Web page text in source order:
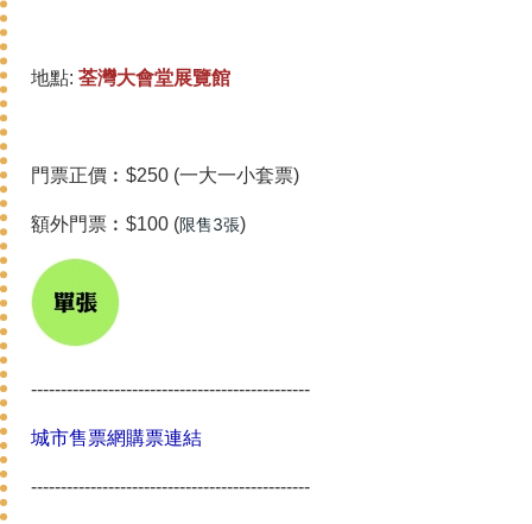
地點: 荃灣大會堂展覽館
門票正價︰$250 (一大一小套票)
額外門票︰$100 (限售3張)
-----------------------------------------------
城市售票網購票連結
-----------------------------------------------